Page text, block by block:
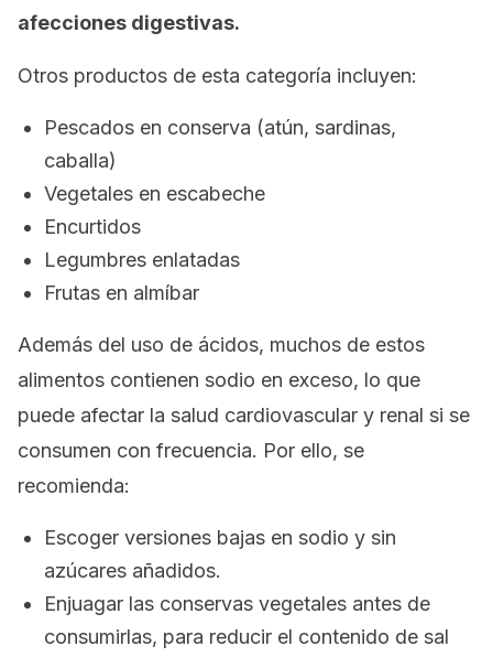
afecciones digestivas.
Otros productos de esta categoría incluyen:
Pescados en conserva (atún, sardinas,
caballa)
Vegetales en escabeche
Encurtidos
Legumbres enlatadas
Frutas en almíbar
Además del uso de ácidos, muchos de estos
alimentos contienen sodio en exceso, lo que
puede afectar la salud cardiovascular y renal si se
consumen con frecuencia. Por ello, se
recomienda:
Escoger versiones bajas en sodio y sin
azúcares añadidos.
Enjuagar las conservas vegetales antes de
consumirlas, para reducir el contenido de sal